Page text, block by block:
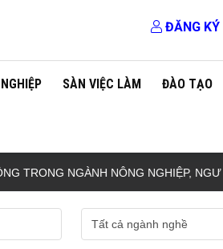
ĐĂNG KÝ
SÀN VIỆC LÀM ĐÀO TẠO
NGÀNH NÔNG NGHIỆP, NGƯ